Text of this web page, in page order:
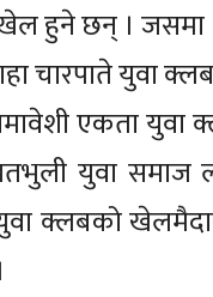
खेल हुने छन् । जसमा
चारपाते युवा
एकता युवा
युवा
युवा क्लबको